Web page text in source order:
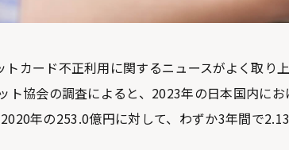
トカード不正利用に関するニュースがよく取り
ト協会の調査によると、2023年の日本国内に
年の253.0億円に対して、わずか3年間で